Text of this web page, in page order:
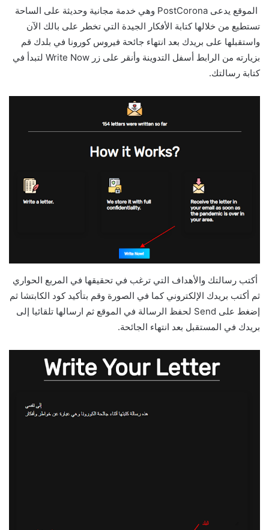
الموقع يدعى PostCorona وهي خدمة مجانية وحديثة على الساحة
تستطيع من خلالها كتابة الأفكار الجيدة التي تخطر على بالك الآن
واستقبلها على بريدك بعد انتهاء جائحة فيروس كورونا في بلدك قم
بزيارته من الرابط أسفل التدوينة وأنقر على زر Write Now لتبدأ في
كتابة رسالتك.
أكتب رسالتك والأهداف التي ترغب في تحقيقها في المربع الحواري
ثم أكتب بريدك الإلكتروني كما في الصورة وقم بتأكيد كود الكابتشا ثم
إضغط على Send لحفظ الرسالة في الموقع ثم ارسالها تلقائيا إلى
بريدك في المستقبل بعد انتهاء الجائحة.